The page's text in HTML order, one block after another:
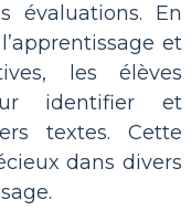
évaluations. En
et
les élèves
identifier et
textes. Cette
dans divers